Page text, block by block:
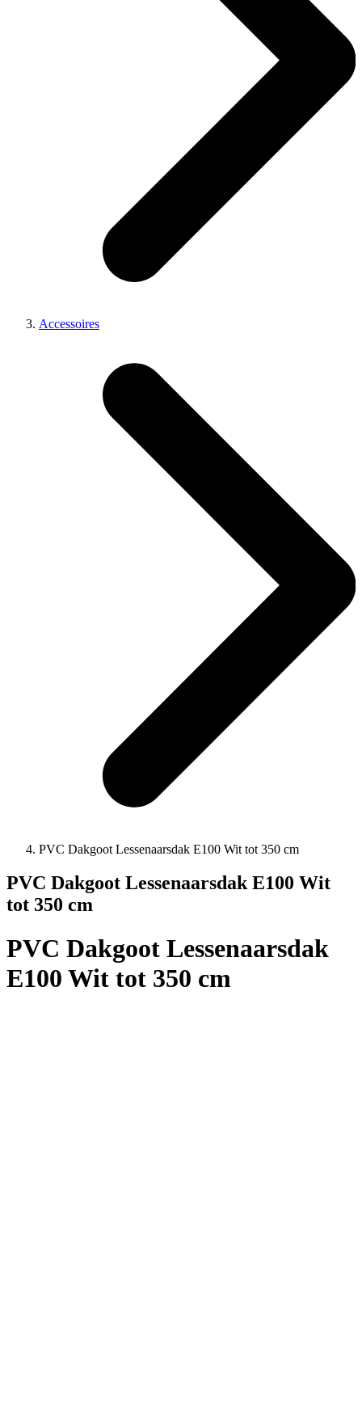
Accessoires
PVC Dakgoot Lessenaarsdak E100 Wit tot 350 cm
PVC Dakgoot Lessenaarsdak E100 Wit
tot 350 cm
PVC Dakgoot Lessenaarsdak
E100 Wit tot 350 cm